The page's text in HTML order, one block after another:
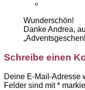
Wunderschön!
Danke Andrea,
Schreibe einen
Deine E-Mail-Adresse
Felder sind mit*